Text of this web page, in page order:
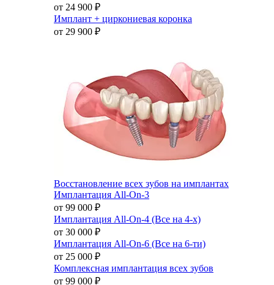
от 24 900 ₽
Имплант + циркониевая коронка
от 29 900 ₽
Восстановление всех зубов на имплантах
Имплантация All-On-3
от 99 000 ₽
Имплантация All-On-4 (Все на 4-х)
от 30 000 ₽
Имплантация All-On-6 (Все на 6-ти)
от 25 000 ₽
Комплексная имплантация всех зубов
от 99 000 ₽